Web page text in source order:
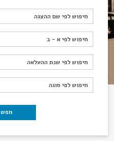
חיפוש לפי שם ההצגה
חיפוש לפי א - ב
חיפוש לפי א - ב
חיפוש לפי שנת ההעלאה
חיפוש לפי שנת ההעלאה
חיפוש לפי סוגה
חיפוש לפי סוגה
חפש